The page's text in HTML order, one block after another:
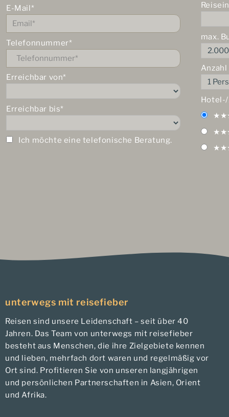
E-Mail*
Telefonnummer*
Erreichbar von*
Erreichbar bis*
Ich möchte eine telefonische Beratung.
max.
unterwegs mit reisefieber
Reisen sind unsere Leidenschaft – seit über 40
Jahren. Das Team von unterwegs mit reisefieber
besteht aus Menschen, die ihre Zielgebiete kennen
und lieben, mehrfach dort waren und regelmäßig vor
Ort sind. Profitieren Sie von unseren langjährigen
und persönlichen Partnerschaften in Asien, Orient
und Afrika.